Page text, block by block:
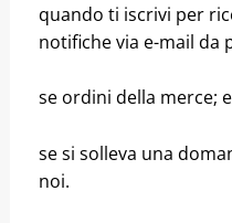
quando ti iscrivi per
notifiche via e-mail da
se ordini della merce;
se si solleva una
noi.